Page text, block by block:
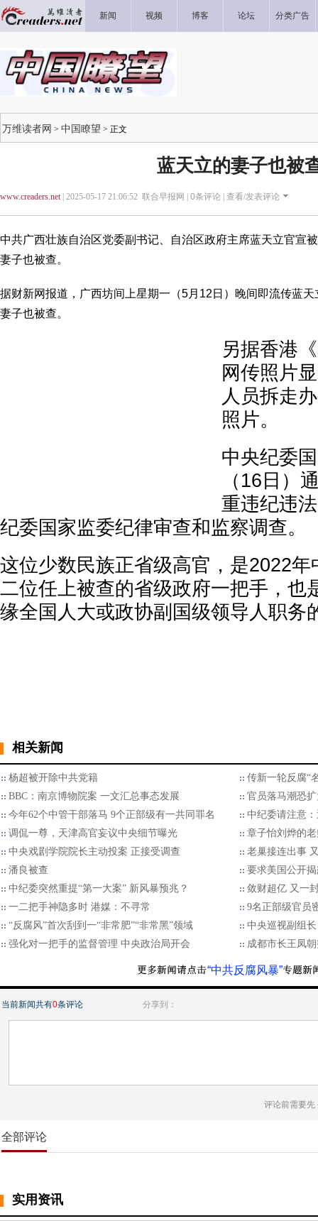
新闻 视频 博客 论坛 分类广告
万维读者网 > 中国瞭望 > 正文
蓝天立的妻子也被
www.creaders.net| 2025-05-17 21:06:52 联合早报网 | 0条评论 | 查看/发表评论
中共广西壮族自治区党委副书记、自治区政府主席蓝天立官宣
妻子也被查。
据财新网报道，广西坊间上星期一（5月12日）晚间即流传蓝
妻子也被查。
另据香港
网传照片
人员拆走
照片。
中央纪委
（16日）
重违纪违
纪委国家监委纪律审查和监察调查。
这位少数民族正省级高官，是2022
二位任上被查的省级政府一把手，也
缘全国人大或政协副国级领导人职务
相关新闻
杨超被开除中共党籍
传新一轮反腐“
BBC：南京博物院案 一文汇总事态发展
官员落马潮恐
今年62个中管干部落马 9个正部级有一共同罪名
中纪委请注意
调侃一尊，天津高官妄议中央细节曝光
章子怡刘烨的
中央戏剧学院院长主动投案 正接受调查
老巢接连出事
潘良被查
要求美国公开
中纪委突然重提“第一大案” 新风暴预兆？
敛财超亿 又一
一二把手神隐多时 港媒：不寻常
9名正部级官员
“反腐风”首次刮到一“非常肥”“非常黑”领域
中央巡视副组
强化对一把手的监督管理 中央政治局开会
成都市长王凤
“中共反腐风暴”
当前新闻共有0条评论 分享到：
评论前需要先
全部评论
实用资讯